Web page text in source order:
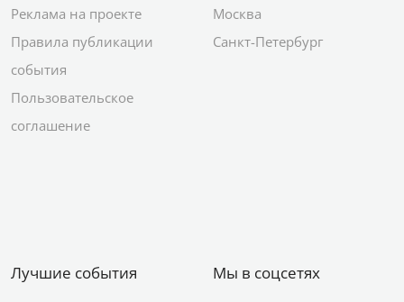
Реклама на проекте
Правила публикации
события
Пользовательское
соглашение
Москва
Санкт-Петербург
Лучшие события Мы в соцсетях